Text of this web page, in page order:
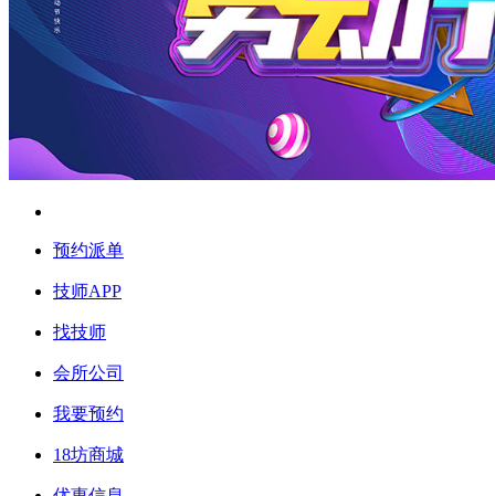
预约派单
技师APP
找技师
会所公司
我要预约
18坊商城